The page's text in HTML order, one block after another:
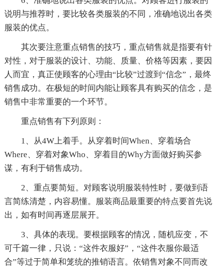
说明与推荐时，要比较各类服装的不同，准确地说出各类
服装的优点。
其次要注意重点销售的技巧，重点销售就是指要有针
对性，对于服装的设计、功能、质量、价格等因素，要因
人而宜，真正使顾客的心理由“比较”过渡到“信念”，最终
销售成功。在极短的时间内能让顾客具有购买的信念，是
销售中非常重要的一个环节。
重点销售有下列原则：
1、从4W上着手。从穿着时间When、穿着场合
Where、穿着对象Who、穿着目的Why方面做好购买参
谋，有利于销售成功。
2、重点要简短。对顾客说明服装特性时，要做到语
言简练清楚，内容易懂。服装商品最重要的特点要首先说
出，如有时间再逐层展开。
3、具体的表现。要根据顾客的情况，随机应变，不
可千篇一律，只说：“这件衣服好”，“这件衣服你最适
合”等过于简单和笼统的推销语言。依销售对象不同而改